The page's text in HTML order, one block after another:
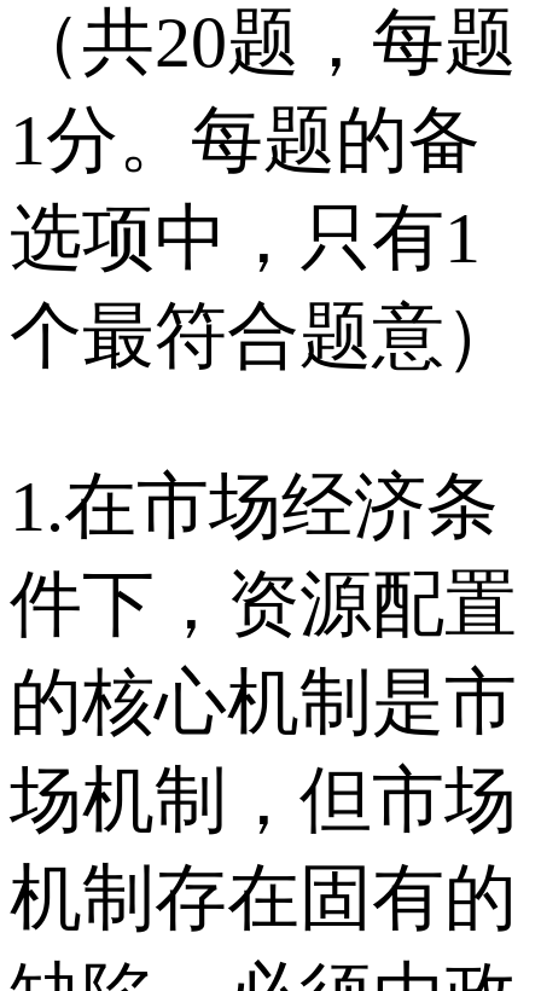
（共20题，每题
1分。每题的备
选项中，只有1
个最符合题意）
1.在市场经济条
件下，资源配置
的核心机制是市
场机制，但市场
机制存在固有的